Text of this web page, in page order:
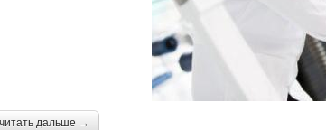
читать дальше →